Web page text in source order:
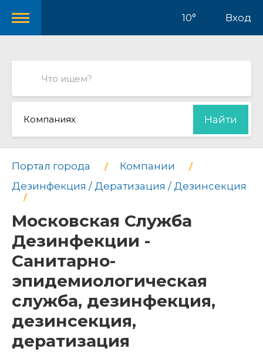
10° Вход
Компаниях Найти
Портал города
Компании
Дезинфекция / Дератизация / Дезинсекция
Московская Служба
Дезинфекции -
Санитарно-
эпидемиологическая
служба, дезинфекция,
дезинсекция,
дератизация